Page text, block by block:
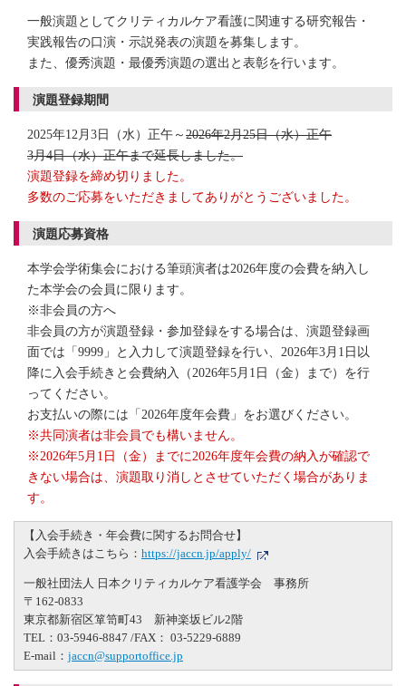
一般演題としてクリティカルケア看護に関連する研究報告・
実践報告の口演・示説発表の演題を募集します。
また、優秀演題・最優秀演題の選出と表彰を行います。
演題登録期間
2025年12月3日（水）正午～2026年2月25日（水）正午
3月4日（水）正午まで延長しました。
演題登録を締め切りました。
多数のご応募をいただきましてありがとうございました。
演題応募資格
本学会学術集会における筆頭演者は2026年度の会費を納入し
た本学会の会員に限ります。
※非会員の方へ
非会員の方が演題登録・参加登録をする場合は、演題登録画
面では「9999」と入力して演題登録を行い、2026年3月1日以
降に入会手続きと会費納入（2026年5月1日（金）まで）を行
ってください。
お支払いの際には「2026年度年会費」をお選びください。
※共同演者は非会員でも構いません。
※2026年5月1日（金）までに2026年度年会費の納入が確認で
きない場合は、演題取り消しとさせていただく場合がありま
す。
【入会手続き・年会費に関するお問合せ】
入会手続きはこちら： https://jaccn.jp/apply/
一般社団法人 日本クリティカルケア看護学会 事務所
〒162-0833
東京都新宿区箪笥町43 新神楽坂ビル2階
TEL：03-5946-8847 /FAX： 03-5229-6889
E-mail： jaccn@supportoffice.jp